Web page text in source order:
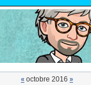
« octobre 2016 »